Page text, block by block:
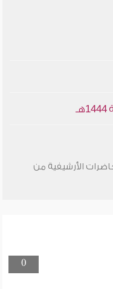
الأرشيفية من
0